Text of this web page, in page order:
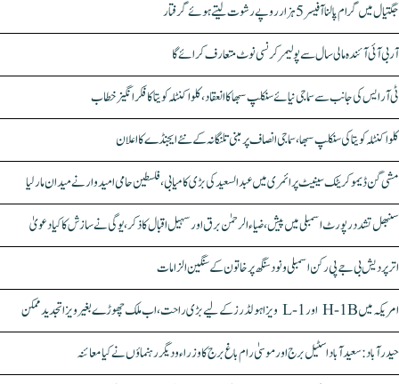
جگتیال میں گرام پالنا آفیسر 5 ہزار روپے رشوت لیتے ہوئے گرفتار
آر بی آئی آئندہ مالی سال سے پولیمر کرنسی نوٹ متعارف کرائے گا
ٹی آر ایس کی جانب سے سماجی نیائے سنکلپ سبھا کا انعقاد، کلواکنٹلہ کویتا کا فکر انگیز خطاب
کلواکنٹلہ کویتا کی سنکلپ سبھا، سماجی انصاف پر مبنی تلنگانہ کے نئے ایجنڈے کا اعلان
مشی گن ڈیموکریٹک سینیٹ پرائمری میں عبدالسعید کی بڑی کامیابی، فلسطین حامی امیدوار نے میدان مار لیا
سنبھل تشدد رپورٹ اسمبلی میں پیش، ضیاء الرحمٰن برق اور سہیل اقبال کا ذکر، یوگی نے سازش کا کیا دعویٰ
اتر پردیش بی جے پی رکن اسمبلی ونود سنگھ پر خاتون کے سنگین الزامات
امریکہ میں H-1B اور L-1 ویزا ہولڈرز کے لیے بڑی راحت، اب ملک چھوڑے بغیر ویزا تجدید ممکن
حیدرآباد: سعیدآباد اسٹیل برج اور موسیٰ رام باغ برج کا وزراء و دیگر رہنماؤں نے کیا معائنہ